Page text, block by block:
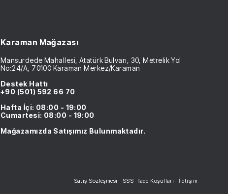
Karaman Mağazası
Mansurdede Mahallesi, Atatürk Bulvarı, 30, Metrelik Yol
No:24/A, 70100 Karaman Merkez/Karaman
Destek Hattı
+90 (501) 592 66 70
Hafta İçi: 08:00 - 19:00
Cumartesi: 08:00 - 19:00
Mağazamızda Satışımız Bulunmaktadır.
Satış Sözleşmesi SSS İade Koşulları İletişim